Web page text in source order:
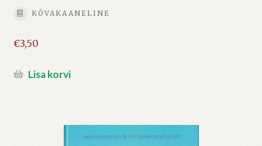
KÕVAKAANELINE
€3,50
Lisa korvi